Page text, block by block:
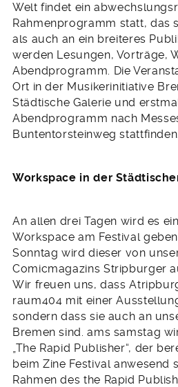
Welt findet ein
Rahmenprogramm statt, das
als auch an ein breiteres
werden Lesungen, Vorträge,
Abendprogramm. Die
Ort in der Musikerinitiative
Städtische Galerie und
Abendprogramm nach
Buntentorsteinweg stattfinden.
Workspace in der
An allen drei Tagen wird es
Workspace am Festival
Sonntag wird dieser von
Comicmagazins Stripburger
Wir freuen uns, dass
raum404 mit einer
sondern dass sie auch an
Bremen sind. ams samstag
„The Rapid Publisher“, der
beim Zine Festival anwesend
Rahmen des the Rapid